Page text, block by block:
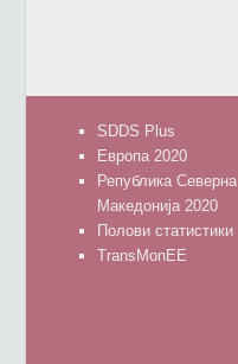
SDDS Plus
Европа 2020
Република Северна
Македонија 2020
Полови статистики
TransMonEE